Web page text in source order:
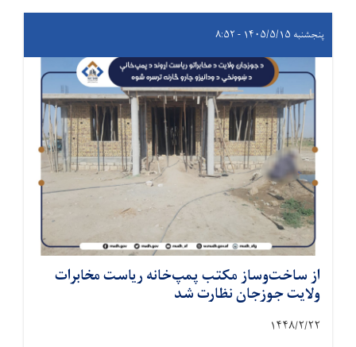
پنجشنبه ۱۴۰۵/۵/۱۵ - ۸:۵۲
از ساخت‌وساز مکتب پمپ‌خانه ریاست مخابرات
ولایت جوزجان نظارت شد
۱۴۴۸/۲/۲۲